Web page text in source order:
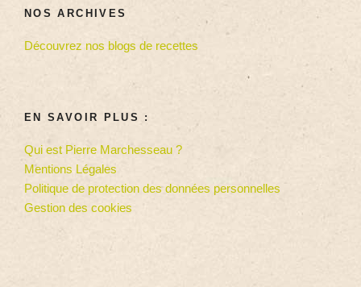
NOS ARCHIVES
Découvrez nos blogs de recettes
EN SAVOIR PLUS :
Qui est Pierre Marchesseau ?
Mentions Légales
Politique de protection des données personnelles
Gestion des cookies